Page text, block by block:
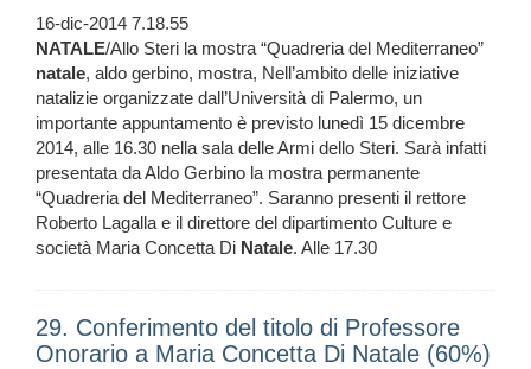
16-dic-2014 7.18.55
NATALE/Allo Steri la mostra “Quadreria del Mediterraneo”
natale, aldo gerbino, mostra, Nell’ambito delle iniziative
natalizie organizzate dall’Università di Palermo, un
importante appuntamento è previsto lunedì 15 dicembre
2014, alle 16.30 nella sala delle Armi dello Steri. Sarà infatti
presentata da Aldo Gerbino la mostra permanente
“Quadreria del Mediterraneo”. Saranno presenti il rettore
Roberto Lagalla e il direttore del dipartimento Culture e
società Maria Concetta Di Natale. Alle 17.30
29. Conferimento del titolo di Professore
Onorario a Maria Concetta Di Natale (60%)